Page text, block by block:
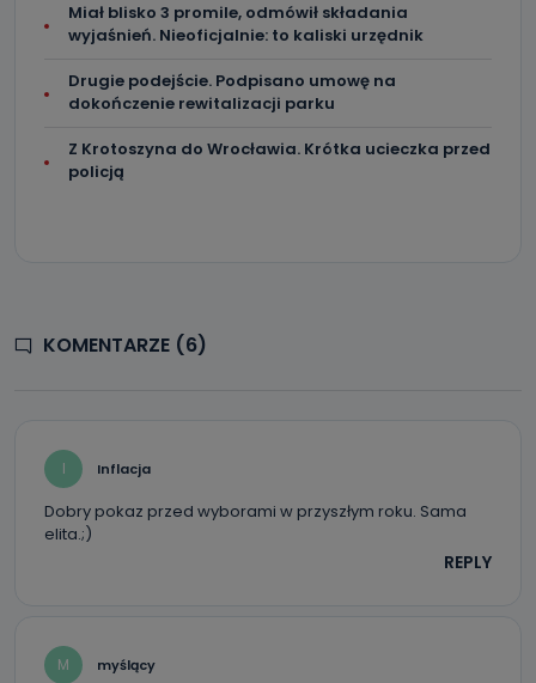
Miał blisko 3 promile, odmówił składania
wyjaśnień. Nieoficjalnie: to kaliski urzędnik
Drugie podejście. Podpisano umowę na
dokończenie rewitalizacji parku
Z Krotoszyna do Wrocławia. Krótka ucieczka przed
policją
KOMENTARZE (6)
I Inflacja
Dobry pokaz przed wyborami w przyszłym roku. Sama
elita.;)
REPLY
M myślący